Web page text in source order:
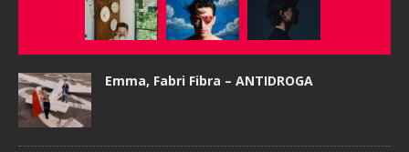
Emma, Fabri Fibra – ANTIDROGA